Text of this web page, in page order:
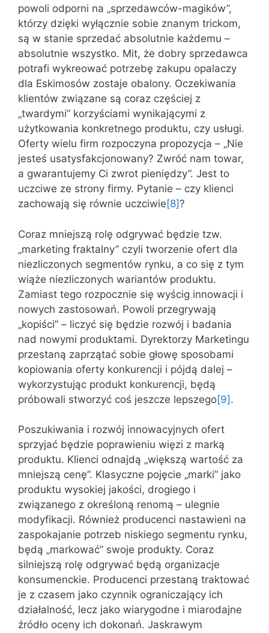
powoli odporni na „sprzedawców-magików”,
którzy dzięki wyłącznie sobie znanym trickom,
są w stanie sprzedać absolutnie każdemu –
absolutnie wszystko. Mit, że dobry sprzedawca
potrafi wykreować potrzebę zakupu opalaczy
dla Eskimosów zostaje obalony. Oczekiwania
klientów związane są coraz częściej z
„twardymi” korzyściami wynikającymi z
użytkowania konkretnego produktu, czy usługi.
Oferty wielu firm rozpoczyna propozycja – „Nie
jesteś usatysfakcjonowany? Zwróć nam towar,
a gwarantujemy Ci zwrot pieniędzy”. Jest to
uczciwe ze strony firmy. Pytanie – czy klienci
zachowają się równie uczciwie [8]?
Coraz mniejszą rolę odgrywać będzie tzw.
„marketing fraktalny” czyli tworzenie ofert dla
niezliczonych segmentów rynku, a co się z tym
wiąże niezliczonych wariantów produktu.
Zamiast tego rozpocznie się wyścig innowacji i
nowych zastosowań. Powoli przegrywają
„kopiści” – liczyć się będzie rozwój i badania
nad nowymi produktami. Dyrektorzy Marketingu
przestaną zaprzątać sobie głowę sposobami
kopiowania oferty konkurencji i pójdą dalej –
wykorzystując produkt konkurencji, będą
próbowali stworzyć coś jeszcze lepszego[9].
Poszukiwania i rozwój innowacyjnych ofert
sprzyjać będzie poprawieniu więzi z marką
produktu. Klienci odnajdą „większą wartość za
mniejszą cenę”. Klasyczne pojęcie „marki” jako
produktu wysokiej jakości, drogiego i
związanego z określoną renomą – ulegnie
modyfikacji. Również producenci nastawieni na
zaspokajanie potrzeb niskiego segmentu rynku,
będą „markować” swoje produkty. Coraz
silniejszą rolę odgrywać będą organizacje
konsumenckie. Producenci przestaną traktować
je z czasem jako czynnik ograniczający ich
działalność, lecz jako wiarygodne i miarodajne
źródło oceny ich dokonań. Jaskrawym